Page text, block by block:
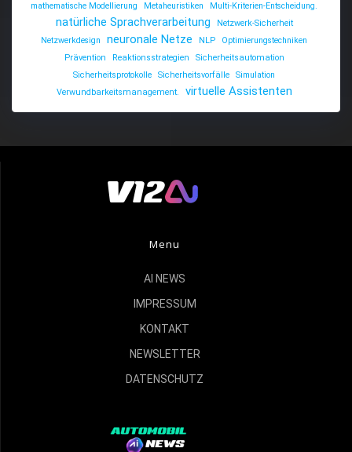
mathematische Modellierung Metaheuristiken Multi-Kriterien-Entscheidung.
natürliche Sprachverarbeitung
Netzwerk-Sicherheit
Netzwerkdesign
neuronale Netze NLP
Optimierungstechniken
Prävention
Reaktionsstrategien
Sicherheitsautomation
Sicherheitsprotokolle
Sicherheitsvorfälle
Simulation
Verwundbarkeitsmanagement.
virtuelle Assistenten
Menu
AI NEWS
IMPRESSUM
KONTAKT
NEWSLETTER
DATENSCHUTZ